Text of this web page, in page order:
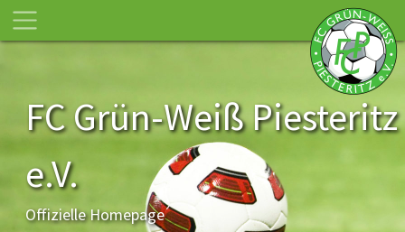
FC Grün-Weiß Piesteritz
e.V.
Offizielle Homepage